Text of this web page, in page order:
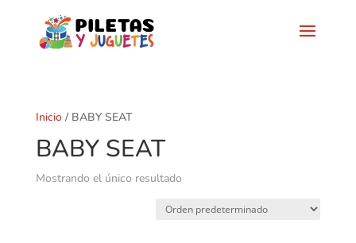
Inicio/ BABY SEAT
BABY SEAT
Mostrando el único resultado